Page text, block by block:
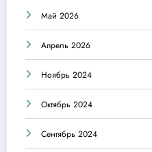
Май 2026
Апрель 2026
Ноябрь 2024
Октябрь 2024
Сентябрь 2024